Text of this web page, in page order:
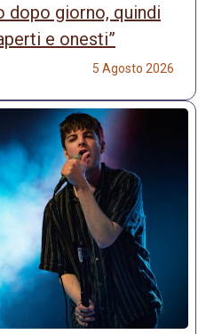
dopo giorno, quindi
e onesti”
5 Agosto 2026